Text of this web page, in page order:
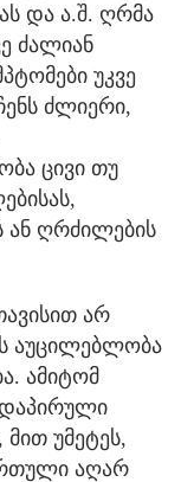
და ა.შ. ღრმა
ძალიან
უკვე
ძლიერი,
ცივი თუ
ან ღრძილების
არ
აუცილებლობა
ამიტომ
უმეტეს,
აღარ